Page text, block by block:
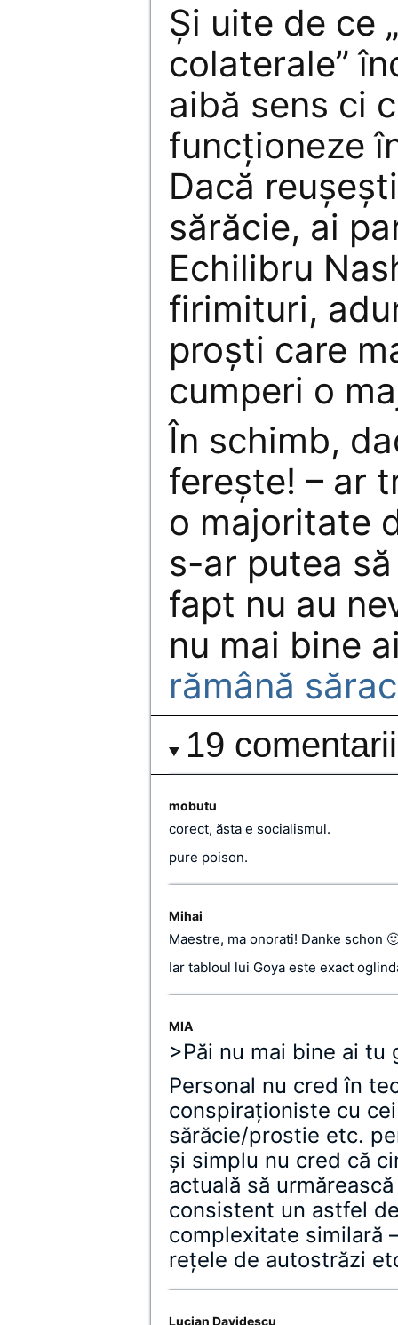
Și uite de ce
colaterale”
aibă sens ci
funcţioneze
Dacă
sărăcie, ai
Echilibru
firimituri,
proşti care
cumperi o
În schimb,
fereşte! – ar
o majoritate
s-ar putea
fapt nu au
nu mai bine
rămână
19 comentarii
mobutu
corect, ăsta e socialismul.
pure poison.
Mihai
Maestre, ma onorati! Danke schon
Iar tabloul lui Goya este exact
MIA
>Păi nu mai bine ai tu
Personal nu cred în
conspiraţioniste cu
sărăcie/prostie etc.
şi simplu nu cred că
actuală să
consistent un astfel
complexitate similară
reţele de autostrăzi
Lucian Davidescu